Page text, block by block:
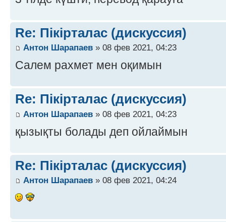
Re: Пікірталас (дискуссия)
Антон Шарапаев » 08 фев 2021, 04:23
Салем рахмет мен оқимын
Re: Пікірталас (дискуссия)
Антон Шарапаев » 08 фев 2021, 04:23
қызықты болады деп ойлаймын
Re: Пікірталас (дискуссия)
Антон Шарапаев » 08 фев 2021, 04:24